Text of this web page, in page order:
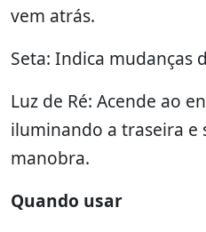
vem atrás.
Seta: Indica mudanças
Luz de Ré: Acende ao
iluminando a traseira e
manobra.
Quando usar